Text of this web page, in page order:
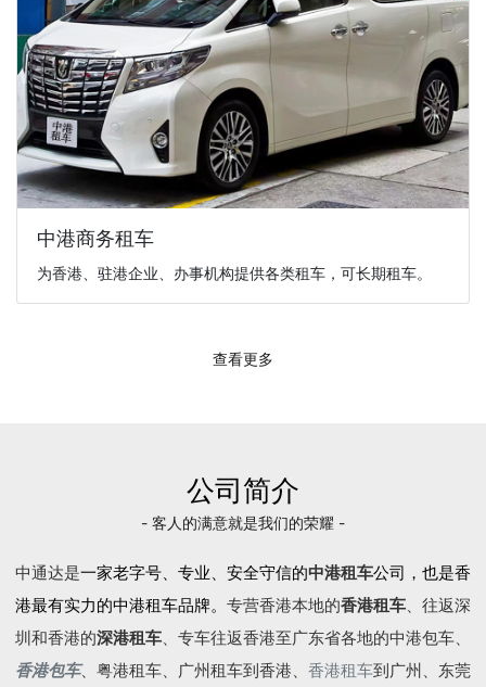
中港商务租车
为香港、驻港企业、办事机构提供各类租车，可长期租车。
查看更多
公司简介
- 客人的满意就是我们的荣耀 -
中通达是一家老字号、专业、安全守信的中港租车公司，也是香
港最有实力的中港租车品牌。 专营香港本地的香港租车、往返深
圳和香港的深港租车、专车往返香港至广东省各地的中港包车、
香港包车、 粤港租车、广州租车到香港、 香港租车到广州、东莞